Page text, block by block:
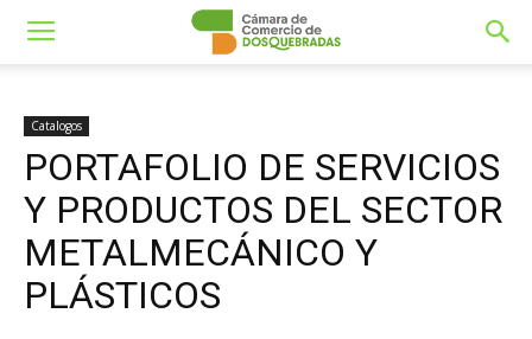
Catalogos
PORTAFOLIO DE SERVICIOS
Y PRODUCTOS DEL SECTOR
METALMECÁNICO Y
PLÁSTICOS